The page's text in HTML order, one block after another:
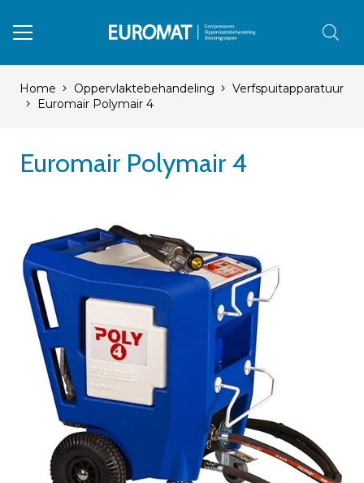
Home Oppervlaktebehandeling
Verfspuitapparatuur
Euromair Polymair 4
Euromair Polymair 4